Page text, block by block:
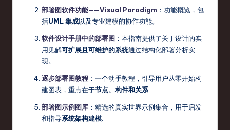
部署图软件功能——Visual Paradigm ：功能概览，包
括UML 集成以及专业建模的协作功能。
软件设计手册中的部署图 ：本指南提供了关于设计的实
用见解可扩展且可维护的系统通过结构化部署分析实
现。
逐步部署图教程 ：一个动手教程，引导用户从零开始构
建图表，重点在于节点、构件和关系
部署图示例图库 ：精选的真实世界示例集合，用于启发
和指导系统架构建模